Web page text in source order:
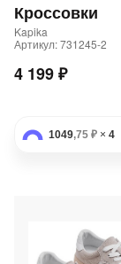
Кроссовки
Kapika
Артикул: 731245-2
4 199 ₽
1049,75 ₽ × 4